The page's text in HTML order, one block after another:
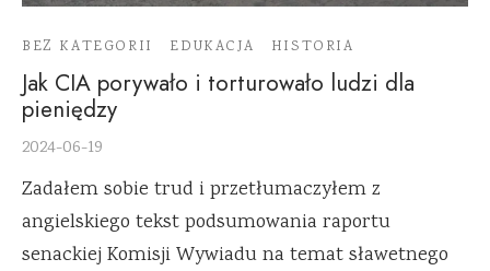
BEZ KATEGORII EDUKACJA HISTORIA
Jak CIA porywało i torturowało ludzi dla
pieniędzy
2024-06-19
Zadałem sobie trud i przetłumaczyłem z
angielskiego tekst podsumowania raportu
senackiej Komisji Wywiadu na temat sławetnego